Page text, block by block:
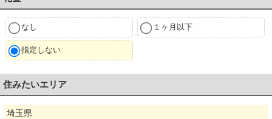
なし １ヶ月以下
指定しない
住みたいエリア
埼玉県